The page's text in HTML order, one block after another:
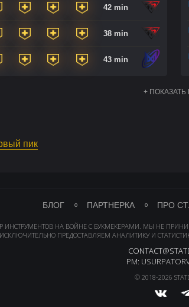
42 min
38 min
43 min
+
пик
БЛОГ ПАРТНЕРКА ПРО
ИНСТРУМЕНТОВ НА ВОЙНЕ С БУКМЕКЕРАМИ. МЫ НЕ
ПРЕДОСТАВЛЯЕМ АНАЛИТИКУ И
PM:
© 2018-2026